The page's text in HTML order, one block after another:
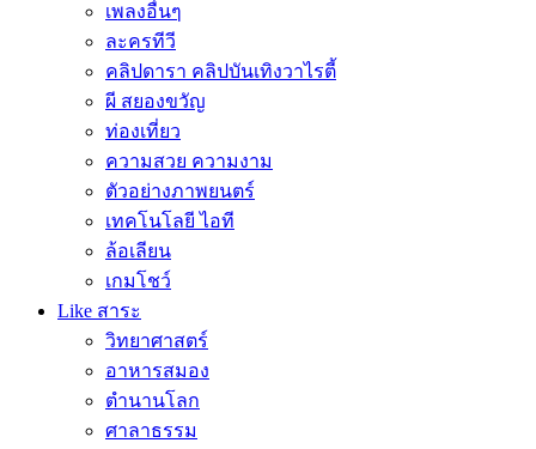
เพลงอื่นๆ
ละครทีวี
คลิปดารา คลิปบันเทิงวาไรตี้
ผี สยองขวัญ
ท่องเที่ยว
ความสวย ความงาม
ตัวอย่างภาพยนตร์
เทคโนโลยี ไอที
ล้อเลียน
เกมโชว์
Like สาระ
วิทยาศาสตร์
อาหารสมอง
ตำนานโลก
ศาลาธรรม